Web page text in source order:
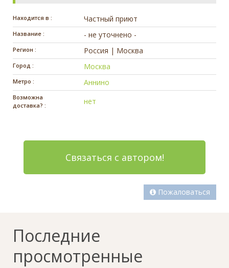
Находится в : Частный приют
Название : - не уточнено -
Регион : Россия | Москва
Город : Москва
Метро : Аннино
Возможна
доставка? :
нет
Связаться с автором!
Пожаловаться
Последние
просмотренные